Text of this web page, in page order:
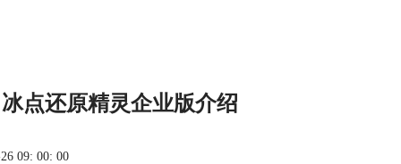
点还原精灵企业版介绍
09: 00: 00